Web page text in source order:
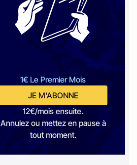
1€ Le Premier Mois
JE M'ABONNE
12€/mois ensuite.
Annulez ou mettez en pause à
tout moment.